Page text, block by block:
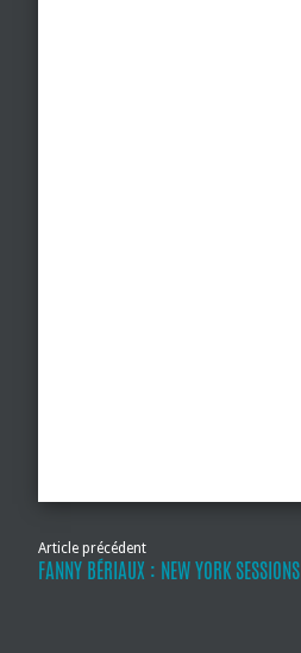
Article précédent
FANNY BÉRIAUX : NEW YORK SESSIONS